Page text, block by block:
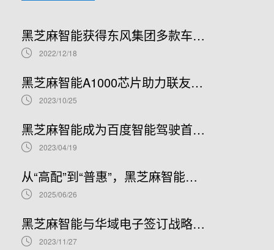
黑芝麻智能获得东风集团多款车型项目定点及战略投资，打造高阶行泊一体量产车型
2022/12/18
黑芝麻智能A1000芯片助力联友智连打造NOA/HPA高阶行泊一体产品
2023/10/25
黑芝麻智能成为百度智能驾驶首选本土化SoC芯片合作伙伴
2023/04/19
从“高配”到“普惠”，黑芝麻智能携手Nullmax打造辅助驾驶主流量产方案
2025/06/26
黑芝麻智能与华域电子签订战略合作协议，协力赋能智能汽车产业链
2023/11/27